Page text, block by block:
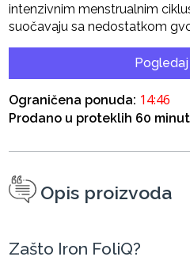
intenzivnim menstrualnim
suočavaju sa nedostatkom
Pogledaj
Ograničena ponuda: 14:46
Prodano u proteklih 60
Opis proizvoda
Zašto Iron FoliQ?